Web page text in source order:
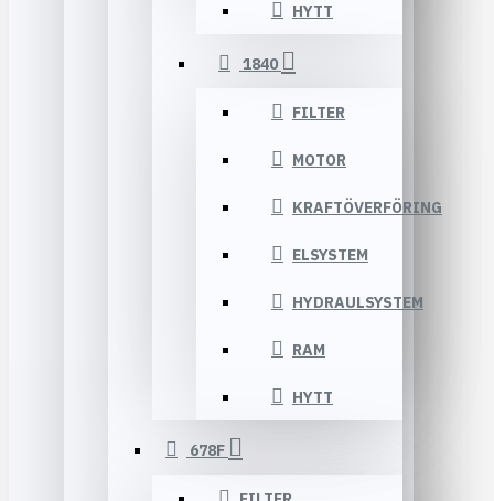
HYTT
1840
FILTER
MOTOR
KRAFTÖVERFÖRING
ELSYSTEM
HYDRAULSYSTEM
RAM
HYTT
678F